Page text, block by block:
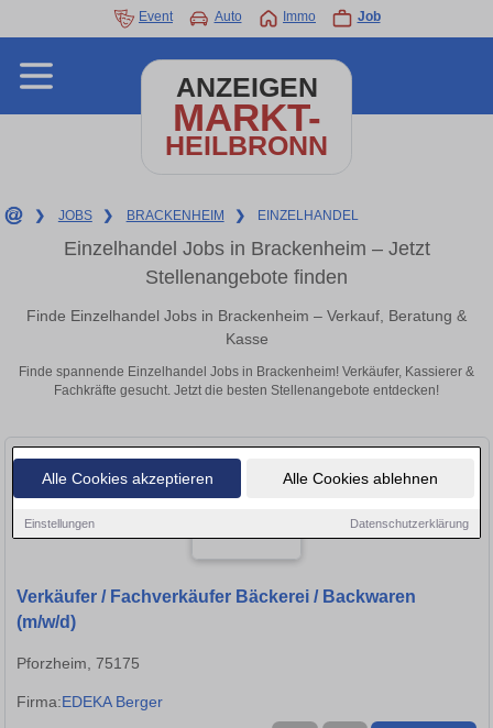
Alle Cookies akzeptieren Alle Cookies ablehnen
Einstellungen Datenschutzerklärung
Event Auto Immo Job
ANZEIGEN
MARKT-
HEILBRONN
❯ JOBS ❯ BRACKENHEIM ❯ EINZELHANDEL
Einzelhandel Jobs in Brackenheim – Jetzt
Stellenangebote finden
Finde Einzelhandel Jobs in Brackenheim – Verkauf, Beratung &
Kasse
Finde spannende Einzelhandel Jobs in Brackenheim! Verkäufer, Kassierer &
Fachkräfte gesucht. Jetzt die besten Stellenangebote entdecken!
Verkäufer / Fachverkäufer Bäckerei / Backwaren
(m/w/d)
Pforzheim, 75175
Firma:EDEKA Berger